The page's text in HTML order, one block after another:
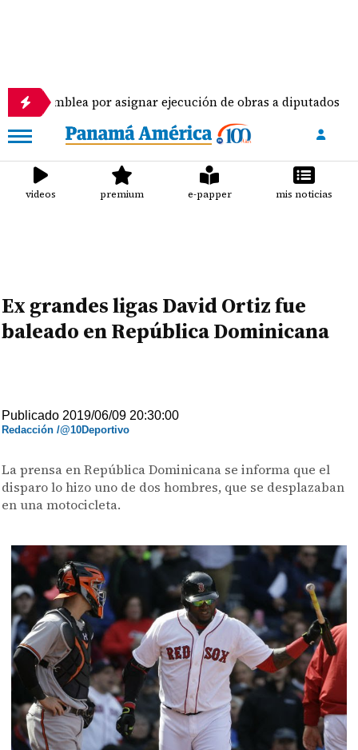
por asignar ejecución de obras a diputados
videos premium e-papper mis noticias
Ex grandes ligas David Ortiz fue
baleado en República Dominicana
Publicado 2019/06/09 20:30:00
Redacción /@10Deportivo
La prensa en República Dominicana se informa que el
disparo lo hizo uno de dos hombres, que se desplazaban
en una motocicleta.